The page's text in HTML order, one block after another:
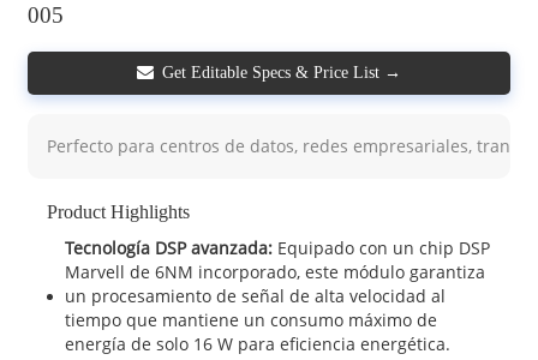
005
Get Editable Specs & Price List →
Perfecto para centros de datos, redes empresariales,
Product Highlights
Tecnología DSP avanzada: Equipado con un chip DSP
Marvell de 6NM incorporado, este módulo garantiza
un procesamiento de señal de alta velocidad al
tiempo que mantiene un consumo máximo de
energía de solo 16 W para eficiencia energética.